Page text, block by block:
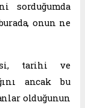
sorduğumda
onun ne
tarihi ve
ancak bu
olduğunun